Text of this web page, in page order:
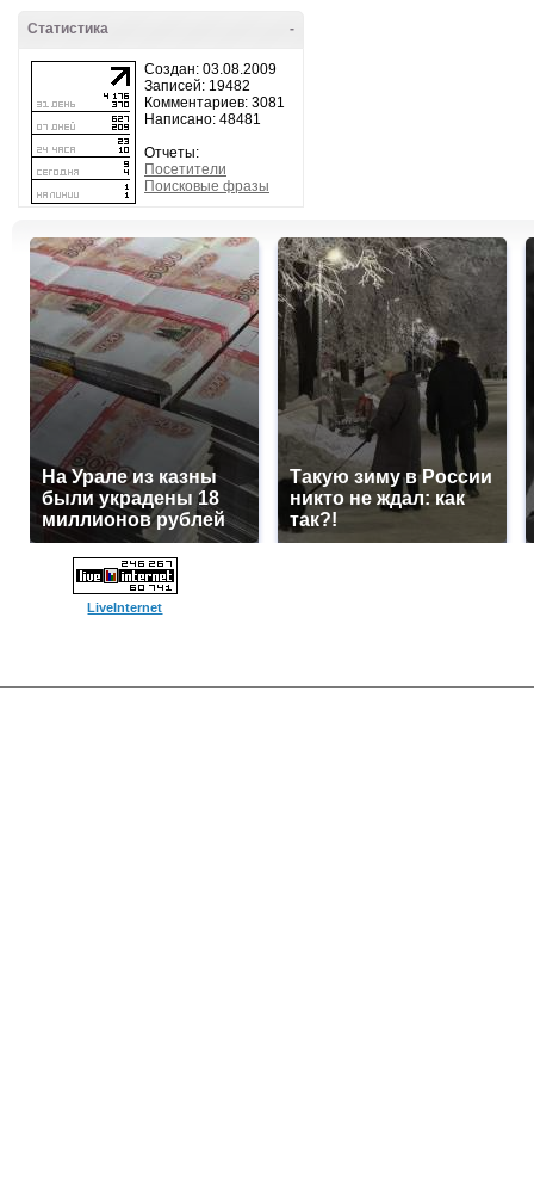
-
Статистика
Создан: 03.08.2009
Записей: 19482
Комментариев: 3081
Написано: 48481
Отчеты:
Посетители
Поисковые фразы
На Урале из казны
были украдены 18
миллионов рублей
Такую зиму в России
никто не ждал: как
так?!
LiveInternet